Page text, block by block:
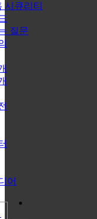
시큐리티
질문
어